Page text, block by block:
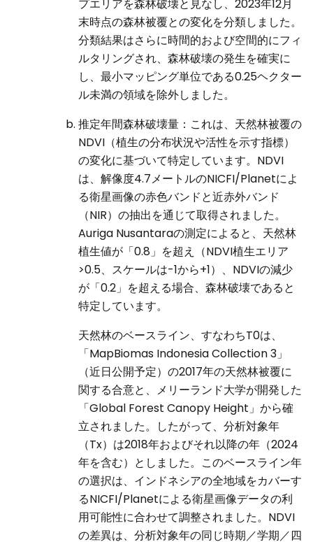
プエリアを森林破壊と見なし、2023年12月
末時点の森林被覆との変化を分類しました。
分類結果はさらに時間的および空間的にフィ
ルタリングされ、森林破壊の発生を確実に
し、最小マッピング単位である0.25ヘクター
ル未満の領域を除外しました。
推定年間森林破壊量：これは、天然林被覆の
NDVI（植生の分布状況や活性を示す指標）
の変化に基づいて特定しています。NDVI
は、解像度4.7メートルのNICFI/Planetによ
る衛星画像の赤色バンドと近赤外バンド
（NIR）の抽出を通じて取得されました。
Auriga Nusantaraの測定によると、天然林
植生値が「0.8」を超え（NDVI植生エリア
>0.5、スケールは-1から+1）、NDVIの減少
が「0.2」を超える場合、森林破壊であると
特定しています。
天然林のベースライン、すなわちT0は、
「MapBiomas Indonesia Collection 3」
（近日公開予定）の2017年の天然林被覆に
関する合意と、メリーランド大学が開発した
「Global Forest Canopy Height」から確
立されました。したがって、分析対象年
（Tx）は2018年およびそれ以降の年（2024
年を含む）としました。このベースライン年
の選択は、インドネシアの全地域をカバーす
るNICFI/Planetによる衛星画像データの利
用可能性に合わせて調整されました。NDVI
の差異は、分析対象年の同じ時期／学期／四